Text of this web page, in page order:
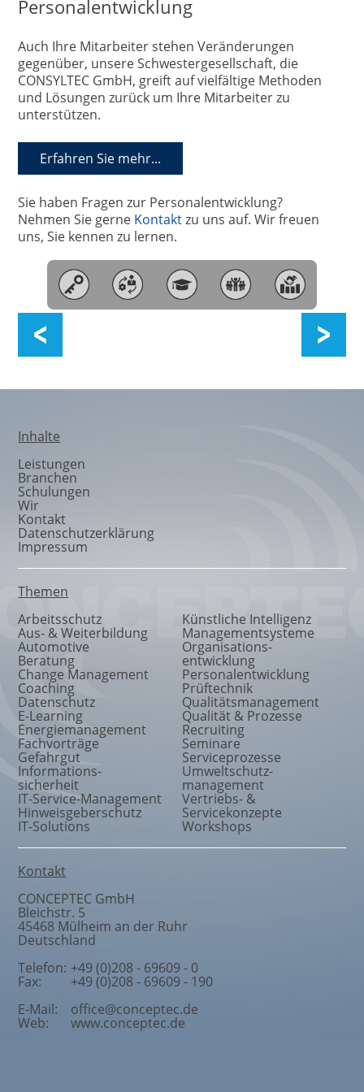
Personalentwicklung
Auch Ihre Mitarbeiter stehen Veränderungen
gegenüber, unsere Schwestergesellschaft, die
CONSYLTEC GmbH, greift auf vielfältige Methoden
und Lösungen zurück um Ihre Mitarbeiter zu
unterstützen.
Erfahren Sie mehr...
Sie haben Fragen zur Personalentwicklung?
Nehmen Sie gerne Kontaktzu uns auf. Wir freuen
uns, Sie kennen zu lernen.
Inhalte
Leistungen
Branchen
Schulungen
Wir
Kontakt
Datenschutzerklärung
Impressum
Themen
Arbeitsschutz
Aus- & Weiterbildung
Automotive
Beratung
Change Management
Coaching
Datenschutz
E-Learning
Energiemanagement
Fachvorträge
Gefahrgut
Informations-
sicherheit
IT-Service-Management
Hinweisgeberschutz
IT-Solutions
Künstliche Intelligenz
Managementsysteme
Organisations-
entwicklung
Personalentwicklung
Prüftechnik
Qualitätsmanagement
Qualität & Prozesse
Recruiting
Seminare
Serviceprozesse
Umweltschutz-
management
Vertriebs- &
Servicekonzepte
Workshops
Kontakt
CONCEPTEC GmbH
Bleichstr. 5
45468 Mülheim an der Ruhr
Deutschland
Telefon: +49 (0)208 - 69609 - 0
Fax:
+49 (0)208 - 69609 - 190
E-Mail:
office@conceptec.de
Web: www.conceptec.de